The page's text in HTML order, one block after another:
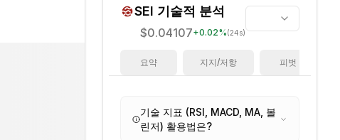
SEI 기술적 분석
$0.04107+0.02%(24s)
요약 지지/저항 피벗
기술 지표 (RSI, MACD, MA, 볼
린저) 활용법은?